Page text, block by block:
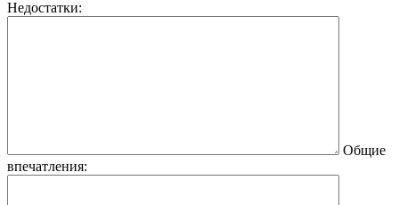
Недостатки:
Общие
впечатления: